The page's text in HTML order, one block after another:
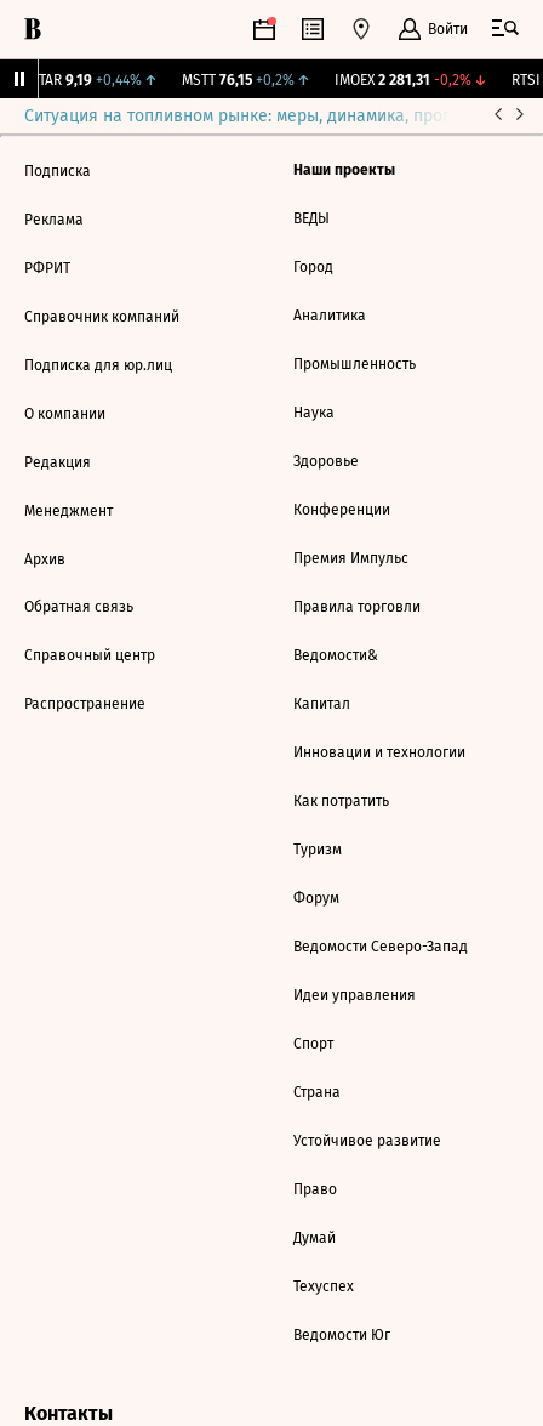
Войти
UTAR 9,19 +0,44%↑ MSTT 76,15 +0,2%↑ IMOEX 2 281,31 -0,2%↓ RTSI
Ситуация на топливном рынке: меры, динамика, прогнозы
Подписка
Реклама
РФРИТ
Справочник компаний
Подписка для юр.лиц
О компании
Редакция
Менеджмент
Архив
Обратная связь
Справочный центр
Распространение
Наши проекты
ВЕДЫ
Город
Аналитика
Промышленность
Наука
Здоровье
Конференции
Премия Импульс
Правила торговли
Ведомости&
Капитал
Инновации и технологии
Как потратить
Туризм
Форум
Ведомости Северо-Запад
Идеи управления
Спорт
Страна
Устойчивое развитие
Право
Думай
Техуспех
Ведомости Юг
Контакты